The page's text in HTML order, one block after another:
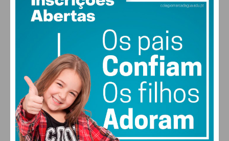
28°
SÁB
27
DOM
28°
SEG
29°